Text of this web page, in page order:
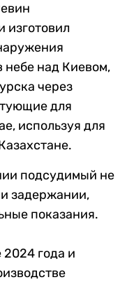
изготовил
небе над Киевом,
через
для
используя для
подсудимый не
задержании,
показания.
2024 года и